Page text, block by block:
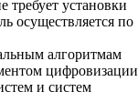
требует установки
осуществляется по
алгоритмам
цифровизации
и систем